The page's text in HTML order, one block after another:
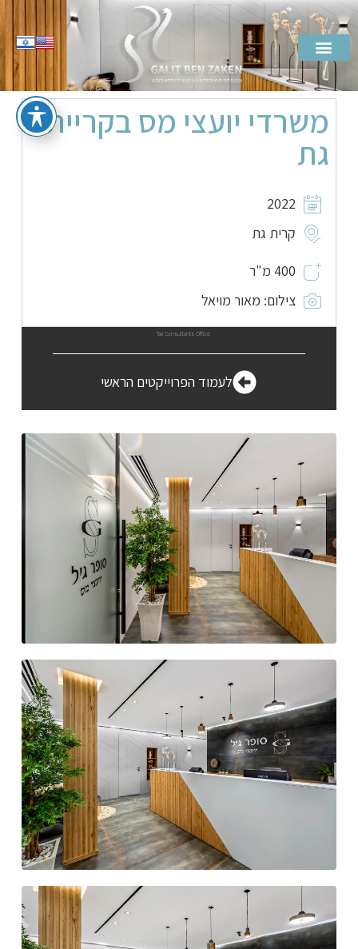
משרדי יועצי מס בקריית
גת
2022
קרית גת
400 מ"ר
צילום: מאור מויאל
Tax Consultants Office
לעמוד הפרוייקטים הראשי